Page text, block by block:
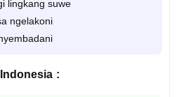
lingkang suwe
ngelakoni
: